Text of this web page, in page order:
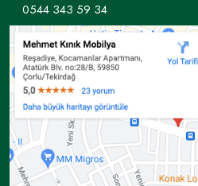
0544 343 59 34